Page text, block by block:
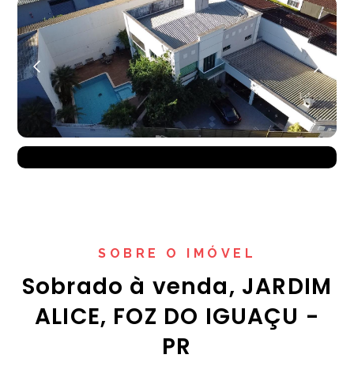
SOBRE O IMÓVEL
Sobrado à venda, JARDIM
ALICE, FOZ DO IGUAÇU -
PR